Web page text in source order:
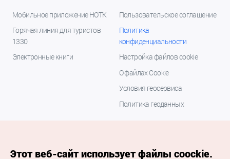
Мобильное приложение НОТК
Горячая линия для туристов
1330
Электронные книги
Пользовательское соглашение
Политика
конфиденциальности
Настройка файлов cookie
О файлах Cookie
Условия геосервиса
Политика геоданных
Этот веб-сайт использует файлы coockie.